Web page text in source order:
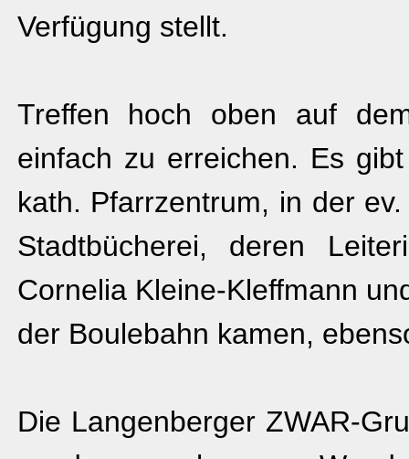
Verfügung stellt.
Treffen hoch oben auf
einfach zu erreichen. Es
kath. Pfarrzentrum, in der
Stadtbücherei, deren
Cornelia Kleine-Kleffmann
der Boulebahn kamen,
Die Langenberger ZWAR-